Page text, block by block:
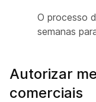
O processo
semanas
Autorizar
comerciais